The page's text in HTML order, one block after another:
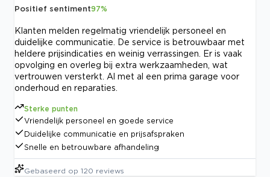
Positief sentiment97%
Klanten melden regelmatig vriendelijk personeel en
duidelijke communicatie. De service is betrouwbaar met
heldere prijsindicaties en weinig verrassingen. Er is vaak
opvolging en overleg bij extra werkzaamheden, wat
vertrouwen versterkt. Al met al een prima garage voor
onderhoud en reparaties.
Sterke punten
Vriendelijk personeel en goede service
Duidelijke communicatie en prijsafspraken
Snelle en betrouwbare afhandeling
Gebaseerd op 120 reviews